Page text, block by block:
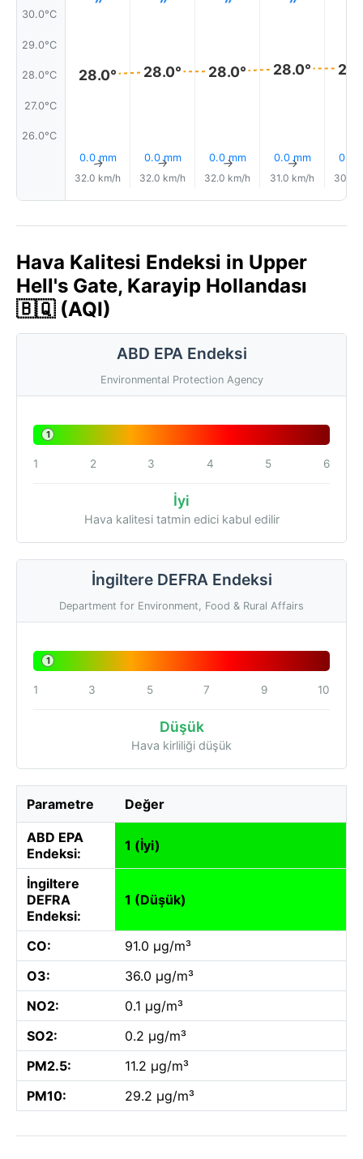
30.0°C
29.0°C
28.0°C
27.0°C
26.0°C
28.0°
0.0 mm
↑
32.0 km/h
28.0°
0.0 mm
↑
32.0 km/h
28.0°
0.0 mm
↑
32.0 km/h
28.0°
0.0 mm
↑
31.0 km/h
0.0
30.0
Hava Kalitesi Endeksi in Upper
Hell's Gate, Karayip Hollandası
🇧🇶 (AQI)
ABD EPA Endeksi
Environmental Protection Agency
1
1 2 3 4 5 6
İyi
Hava kalitesi tatmin edici kabul edilir
İngiltere DEFRA Endeksi
Department for Environment, Food & Rural Affairs
1
1 3 5 7 9 10
Düşük
Hava kirliliği düşük
Parametre Değer
ABD EPA
Endeksi:
1 (İyi)
İngiltere
DEFRA
Endeksi:
1 (Düşük)
CO:
91.0 µg/m³
O3:
36.0 µg/m³
NO2:
0.1 µg/m³
SO2:
0.2 µg/m³
PM2.5:
11.2 µg/m³
PM10:
29.2 µg/m³